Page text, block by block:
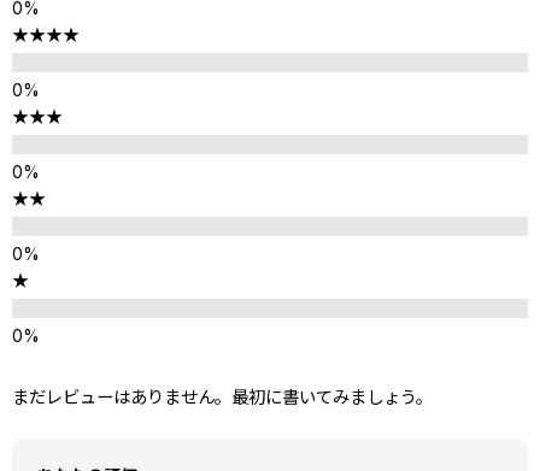
★★★★
★★★
★★
★
まだレビューはありません。最初に書いてみましょう。